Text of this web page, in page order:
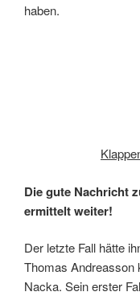
haben.
Die gute Nachricht
ermittelt weiter!
Der letzte Fall hätte
Thomas Andreasson
Nacka. Sein erster